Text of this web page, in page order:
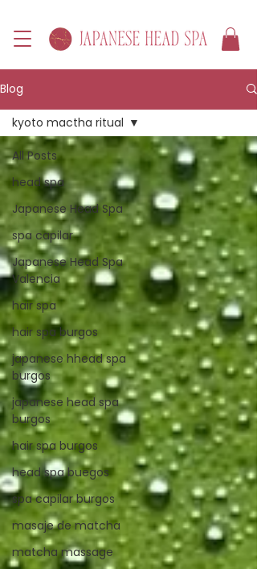
Blog
All Posts
head spa
Japanese Head Spa
spa capilar
Japanese Head Spa
Valencia
hair spa
hair spa burgos
japanese hhead spa
burgos
japanese head spa
burgos
hair spa burgos
head spa buegos
spa capilar burgos
masaje de matcha
matcha massage
kyoto mactha ritual